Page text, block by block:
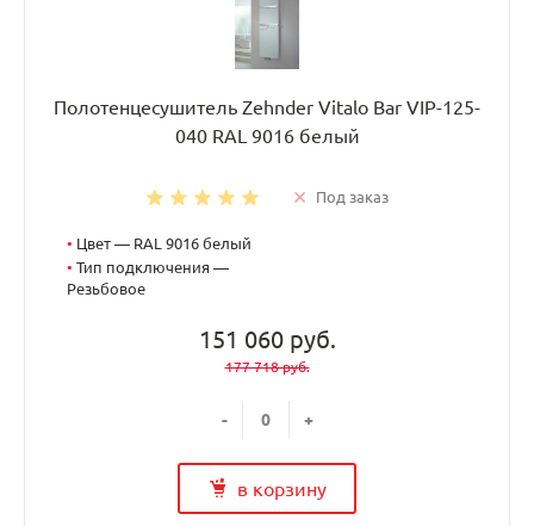
Полотенцесушитель Zehnder Vitalo Bar VIP-125-
040 RAL 9016 белый
Под заказ
• Цвет — RAL 9016 белый
• Тип подключения —
Резьбовое
151 060 руб.
177 718 руб.
- +
в корзину